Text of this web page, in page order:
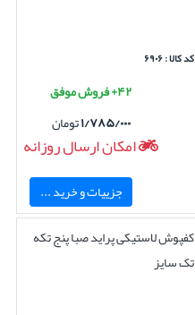
کد کالا : ۶۹۰۶
۴۲+ فروش موفق
۱/۷۸۵/۰۰۰تومان
امکان ارسال روزانه
جزییات و خرید ...
کفپوش لاستیکی پراید صبا پنج تکه
تک سایز